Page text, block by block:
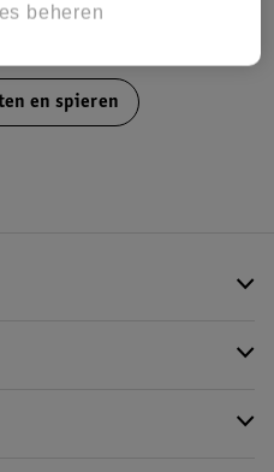
en spieren
beheren